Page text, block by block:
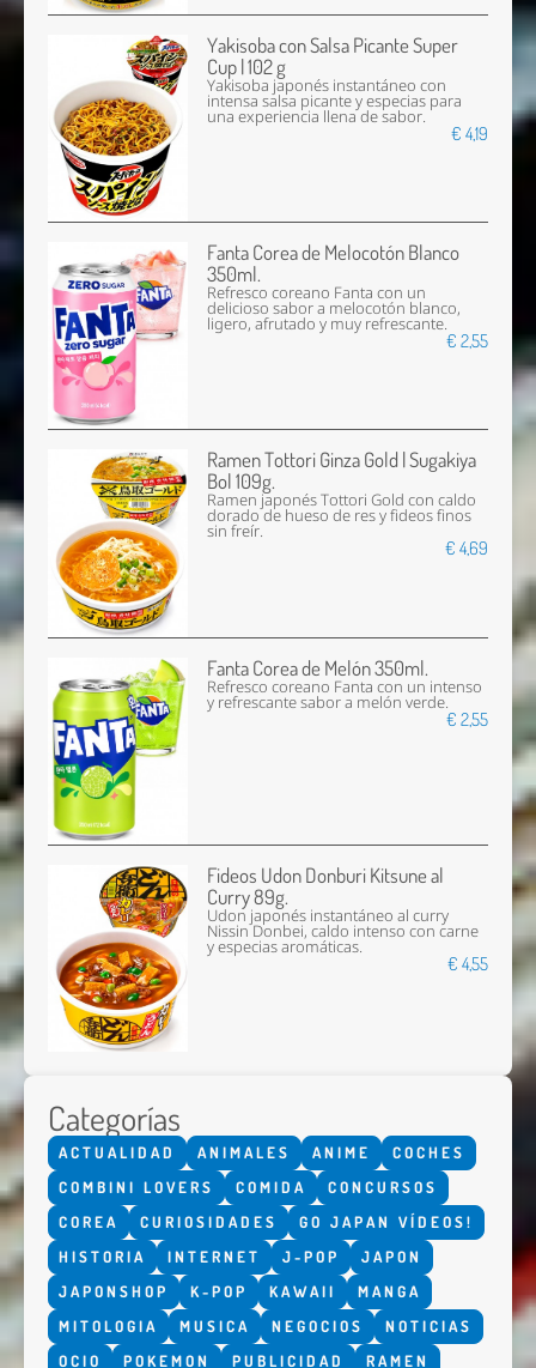
Yakisoba con Salsa Picante Super
Cup | 102 g
Yakisoba japonés instantáneo con
intensa salsa picante y especias para
una experiencia llena de sabor.
€ 4,19
Fanta Corea de Melocotón Blanco
350ml.
Refresco coreano Fanta con un
delicioso sabor a melocotón blanco,
ligero, afrutado y muy refrescante.
€ 2,55
Ramen Tottori Ginza Gold | Sugakiya
Bol 109g.
Ramen japonés Tottori Gold con caldo
dorado de hueso de res y fideos finos
sin freír.
€ 4,69
Fanta Corea de Melón 350ml.
Refresco coreano Fanta con un intenso
y refrescante sabor a melón verde.
€ 2,55
Fideos Udon Donburi Kitsune al
Curry 89g.
Udon japonés instantáneo al curry
Nissin Donbei, caldo intenso con carne
y especias aromáticas.
€ 4,55
Categorías
ACTUALIDAD ANIMALES ANIME
COCHES
COMBINI LOVERS
COMIDA
CONCURSOS
COREA
CURIOSIDADES
GO JAPAN VÍDEOS!
HISTORIA
INTERNET J-POP
JAPON
JAPONSHOP
K-POP KAWAII
MANGA
MITOLOGIA
MUSICA NEGOCIOS
NOTICIAS
OCIO
POKEMON PUBLICIDAD RAMEN